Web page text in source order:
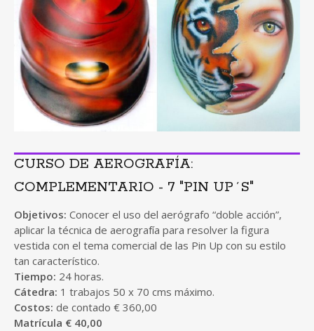
CURSO DE AEROGRAFÍA:
COMPLEMENTARIO - 7 "PIN UP´S"
Objetivos: Conocer el uso del aerógrafo “doble acción”,
aplicar la técnica de aerografía para resolver la figura
vestida con el tema comercial de las Pin Up con su estilo
tan característico.
Tiempo: 24 horas.
Cátedra: 1 trabajos 50 x 70 cms máximo.
Costos: de contado € 360,00
Matrícula € 40,00